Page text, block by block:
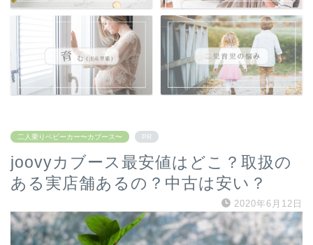
二人乗りベビーカー〜カブース〜 PR
joovyカブース最安値はどこ？取扱の
ある実店舗あるの？中古は安い？
2020年6月12日